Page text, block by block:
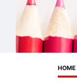
HOME